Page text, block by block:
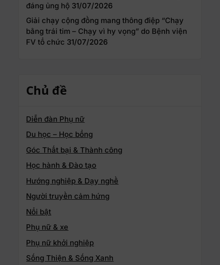
đáng ủng hộ 31/07/2026
Giải chạy cộng đồng mang thông điệp “Chạy
bằng trái tim – Chạy vì hy vọng” do Bệnh viện
FV tổ chức 31/07/2026
Chủ đề
Diễn đàn Phụ nữ
Du học – Học bổng
Góc Thất bại & Thành công
Học hành & Đào tạo
Hướng nghiệp & Dạy nghề
Người truyền cảm hứng
Nổi bật
Phụ nữ & xe
Phụ nữ khởi nghiệp
Sống Thiện & Sống Xanh